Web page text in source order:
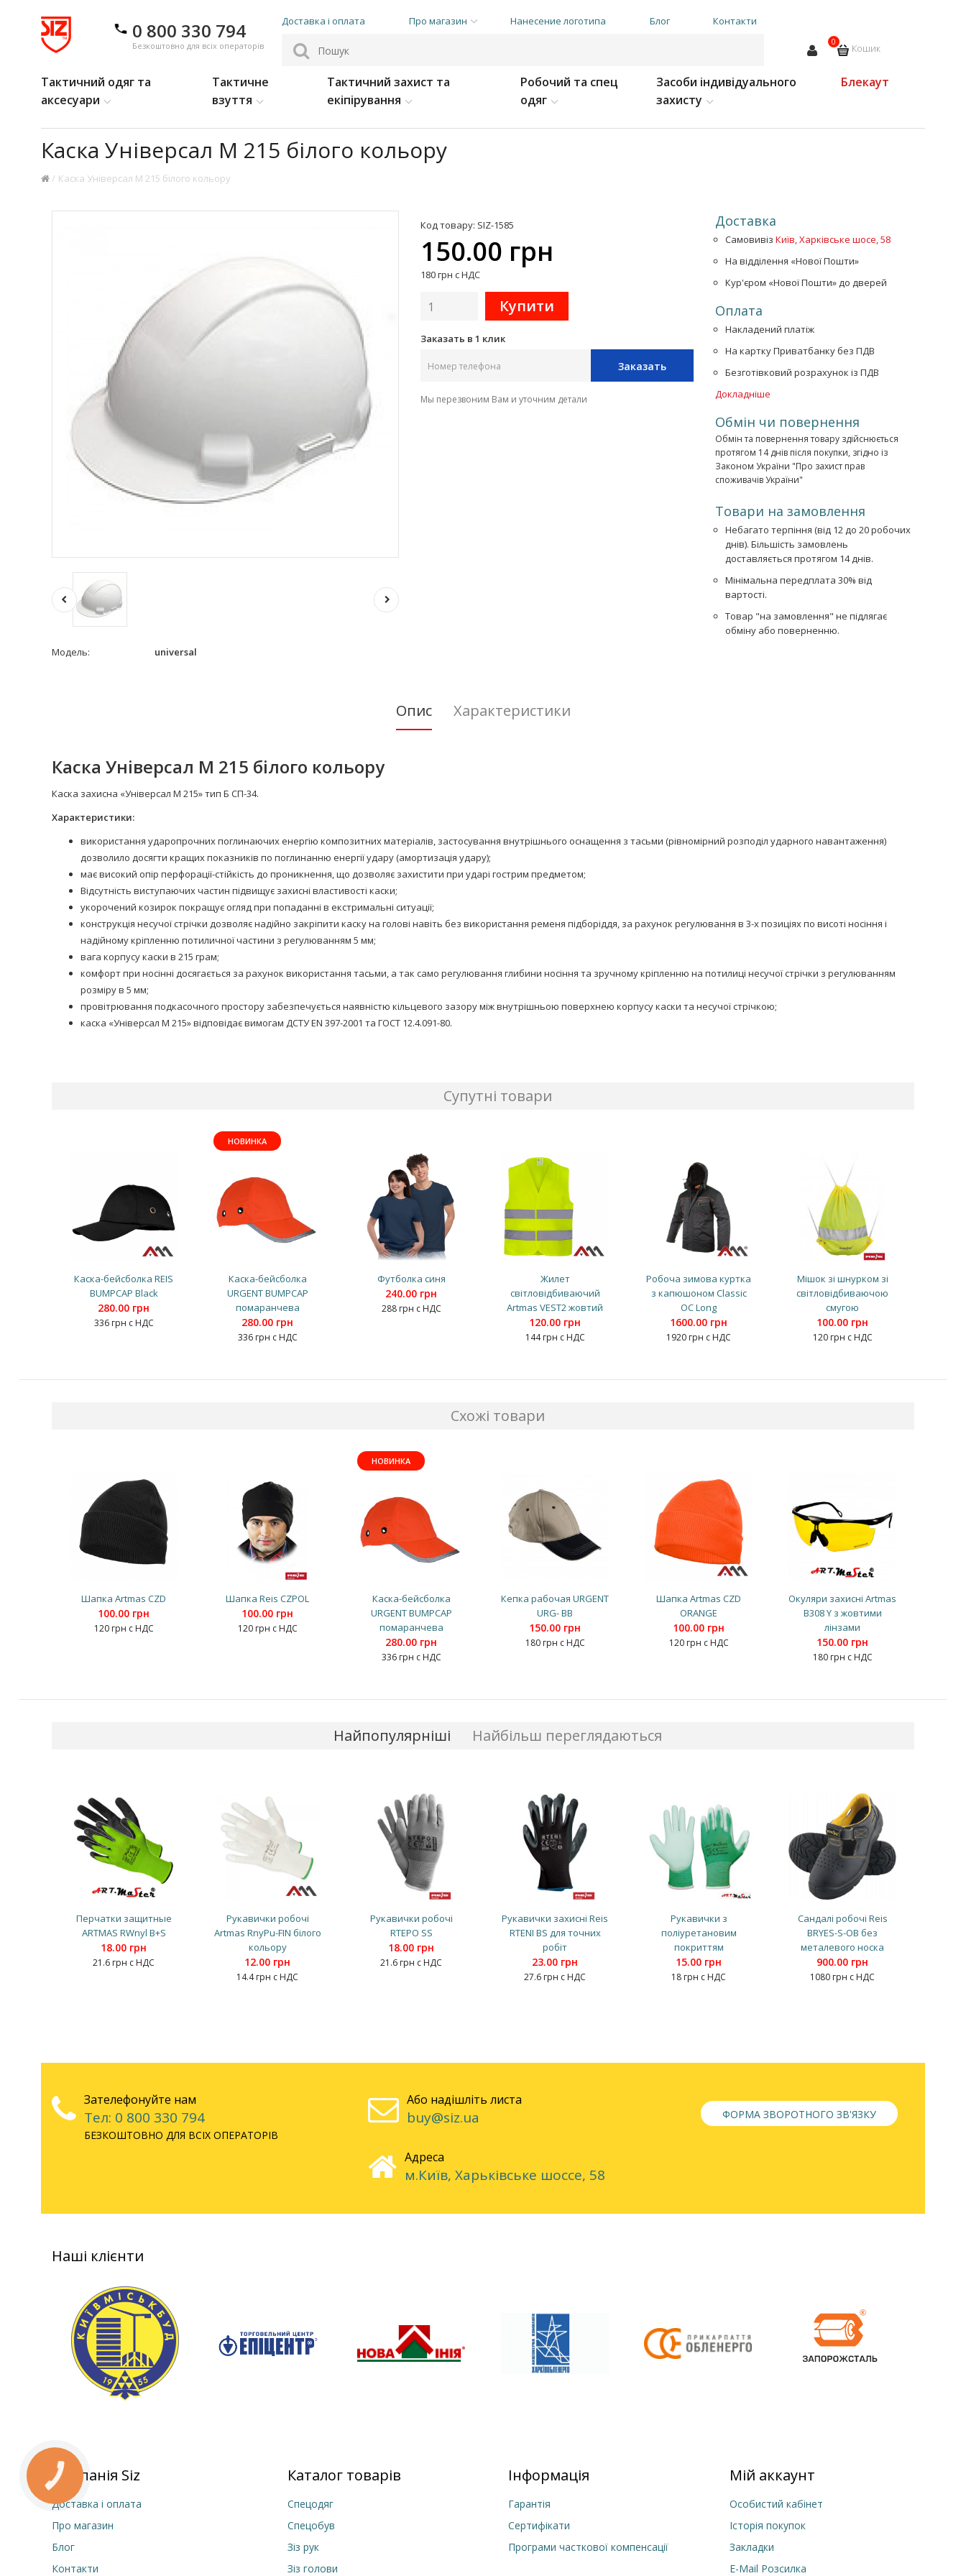
0 800 330 794
Безкоштовно для всіх операторів
Доставка і оплата Про магазин Нанесение логотипа Блог Контакти
0 Кошик
Тактичний одяг та
аксесуари
Тактичне
взуття
Тактичний захист та
екіпірування
Робочий та спец
одяг
Засоби індивідуального
захисту
Блекаут
Каска Універсал М 215 білого кольору
Каска Універсал М 215 білого кольору
Модель: universal
Код товару: SIZ-1585
150.00 грн
180 грн с НДС
Заказать в 1 клик
Заказать
Мы перезвоним Вам и уточним детали
Доставка
Самовивіз Київ, Харківське шосе, 58
На відділення «Нової Пошти»
Кур'єром «Нової Пошти» до дверей
Оплата
Накладений платіж
На картку Приватбанку без ПДВ
Безготівковий розрахунок із ПДВ
Докладніше
Обмін чи повернення
Обмін та повернення товару здійснюється
протягом 14 днів після покупки, згідно із
Законом України "Про захист прав
споживачів України"
Товари на замовлення
Небагато терпіння (від 12 до 20 робочих
днів). Більшість замовлень
доставляється протягом 14 днів.
Мінімальна передплата 30% від
вартості.
Товар "на замовлення" не підлягає
обміну або поверненню.
Опис Характеристики
Каска Універсал М 215 білого кольору
Каска захисна «Універсал М 215» тип Б СП-34.
Характеристики:
використання ударопрочних поглинаючих енергію композитних матеріалів, застосування внутрішнього оснащення з тасьми (рівномірний розподіл ударного навантаження)
дозволило досягти кращих показників по поглинанню енергії удару (амортизація удару);
має високий опір перфорації-стійкість до проникнення, що дозволяє захистити при ударі гострим предметом;
Відсутність виступаючих частин підвищує захисні властивості каски;
укорочений козирок покращує огляд при попаданні в екстримальні ситуації;
конструкція несучої стрічки дозволяє надійно закріпити каску на голові навіть без використання ременя підборіддя, за рахунок регулювання в 3-х позиціях по висоті носіння і
надійному кріпленню потиличної частини з регулюванням 5 мм;
вага корпусу каски в 215 грам;
комфорт при носінні досягається за рахунок використання тасьми, а так само регулювання глибини носіння та зручному кріпленню на потилиці несучої стрічки з регулюванням
розміру в 5 мм;
провітрювання подкасочного простору забезпечується наявністю кільцевого зазору між внутрішньою поверхнею корпусу каски та несучої стрічкою;
каска «Універсал М 215» відповідає вимогам ДСТУ EN 397-2001 та ГОСТ 12.4.091-80.
Супутні товари
Каска-бейсболка REIS
BUMPCAP Black
280.00 грн
336 грн с НДС
НОВИНКА
Каска-бейсболка
URGENT BUMPCAP
помаранчева
280.00 грн
336 грн с НДС
Футболка синя
240.00 грн
288 грн с НДС
Жилет
світловідбиваючий
Artmas VEST2 жовтий
120.00 грн
144 грн с НДС
Робоча зимова куртка
з капюшоном Classic
OC Long
1600.00 грн
1920 грн с НДС
Мішок зі шнурком зі
світловідбиваючою
смугою
100.00 грн
120 грн с НДС
Схожі товари
Шапка Artmas CZD
100.00 грн
120 грн с НДС
Шапка Reis CZPOL
100.00 грн
120 грн с НДС
НОВИНКА
Каска-бейсболка
URGENT BUMPCAP
помаранчева
280.00 грн
336 грн с НДС
Кепка рабочая URGENT
URG- BB
150.00 грн
180 грн с НДС
Шапка Artmas CZD
ORANGE
100.00 грн
120 грн с НДС
Окуляри захисні Artmas
B308 Y з жовтими
лінзами
150.00 грн
180 грн с НДС
Найпопулярніші Найбільш переглядаються
Перчатки защитные
ARTMAS RWnyl B+S
18.00 грн
21.6 грн с НДС
Рукавички робочі
Artmas RnyPu-FIN білого
кольору
12.00 грн
14.4 грн с НДС
Рукавички робочі
RTEPO SS
18.00 грн
21.6 грн с НДС
Рукавички захисні Reis
RTENI BS для точних
робіт
23.00 грн
27.6 грн с НДС
Рукавички з
поліуретановим
покриттям
15.00 грн
18 грн с НДС
Сандалі робочі Reis
BRYES-S-OB без
металевого носка
900.00 грн
1080 грн с НДС
Зателефонуйте нам
Тел: 0 800 330 794
БЕЗКОШТОВНО ДЛЯ ВСІХ ОПЕРАТОРІВ
Або надішліть листа
buy@siz.ua
Адреса
м.Київ, Харьківське шоссе, 58
ФОРМА ЗВОРОТНОГО ЗВ'ЯЗКУ
Наші клієнти
Компанія Siz
Доставка і оплата
Про магазин
Блог
Контакти
Каталог товарів
Спецодяг
Спецобув
Зіз рук
Зіз голови
Інформація
Гарантія
Сертифікати
Програми часткової компенсації
Мій аккаунт
Особистий кабінет
Історія покупок
Закладки
E-Mail Розсилка